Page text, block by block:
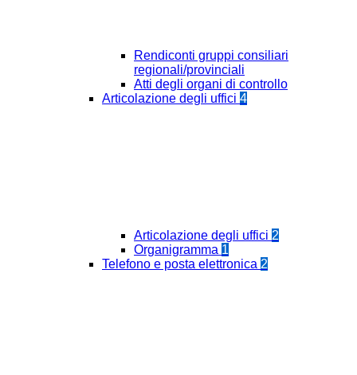
Rendiconti gruppi consiliari
regionali/provinciali
Atti degli organi di controllo
Articolazione degli uffici 4
Articolazione degli uffici 2
Organigramma 1
Telefono e posta elettronica 2